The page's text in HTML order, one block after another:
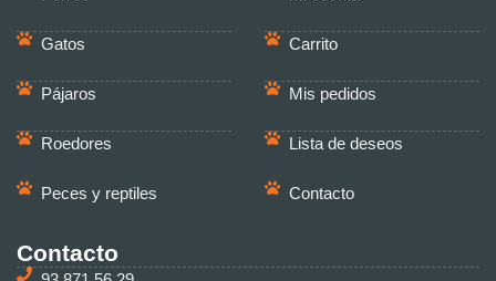
Gatos
Pájaros
Roedores
Peces y reptiles
Carrito
Mis pedidos
Lista de deseos
Contacto
Contacto